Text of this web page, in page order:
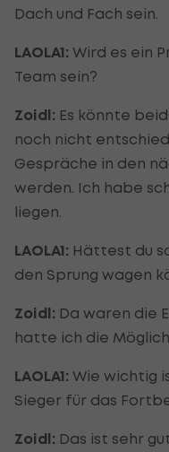
Dach und Fach sein.
LAOLA1: Wird es ein
Team sein?
Zoidl: Es könnte
noch nicht
Gespräche in den
werden. Ich habe
liegen.
LAOLA1: Hättest du
den Sprung wagen
Zoidl: Da waren die
hatte ich die
LAOLA1: Wie wichtig
Sieger für das
Zoidl: Das ist sehr